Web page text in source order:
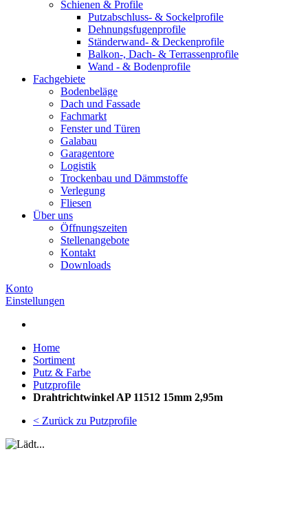
Schienen & Profile
Putzabschluss- & Sockelprofile
Dehnungsfugenprofile
Ständerwand- & Deckenprofile
Balkon-, Dach- & Terrassenprofile
Wand - & Bodenprofile
Fachgebiete
Bodenbeläge
Dach und Fassade
Fachmarkt
Fenster und Türen
Galabau
Garagentore
Logistik
Trockenbau und Dämmstoffe
Verlegung
Fliesen
Über uns
Öffnungszeiten
Stellenangebote
Kontakt
Downloads
Konto
Einstellungen
Home
Sortiment
Putz & Farbe
Putzprofile
Drahtrichtwinkel AP 11512 15mm 2,95m
< Zurück zu Putzprofile